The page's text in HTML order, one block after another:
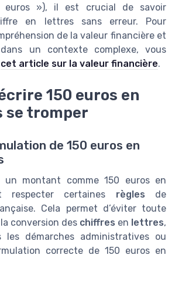
euros »), il est crucial de savoir
en lettres sans erreur. Pour
de la valeur financière et
un contexte complexe, vous
cet article sur la valeur financière.
150 euros en
se tromper
de 150 euros en
un montant comme 150 euros en
certaines règles de
Cela permet d’éviter toute
conversion des chiffres en lettres,
les démarches administratives ou
correcte de 150 euros en